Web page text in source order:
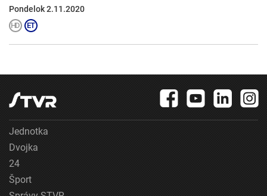
Pondelok 2.11.2020
Jednotka
Dvojka
24
Šport